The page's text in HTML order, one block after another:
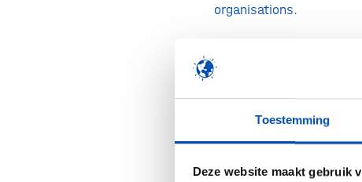
Toestemming
Deze website maakt gebruik
organisations.
the 28 September